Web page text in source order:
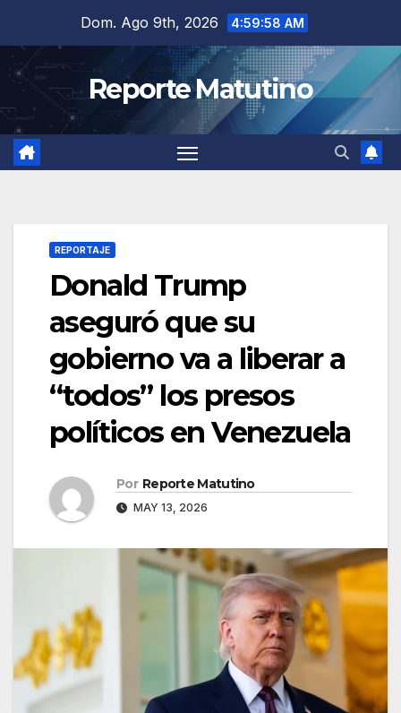
contenido
Dom. Ago 9th, 2026 4:59:59 AM
Reporte Matutino
REPORTAJE
Donald Trump
aseguró que su
gobierno va a liberar a
“todos” los presos
políticos en Venezuela
Por Reporte Matutino
MAY 13, 2026